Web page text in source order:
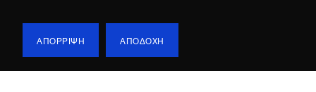
ΑΠΟΡΡΙΨΗ ΑΠΟΔΟΧΗ